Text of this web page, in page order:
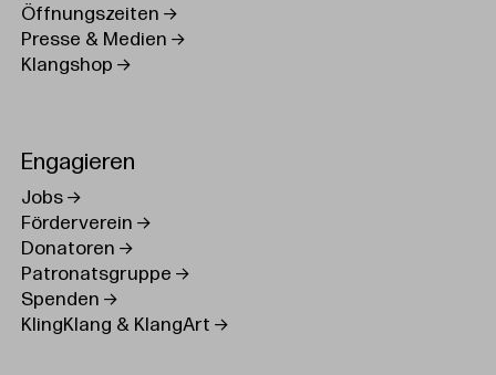
Öffnungszeiten
Presse & Medien
Klangshop
Engagieren
Jobs
Förderverein
Donatoren
Patronatsgruppe
Spenden
KlingKlang & KlangArt